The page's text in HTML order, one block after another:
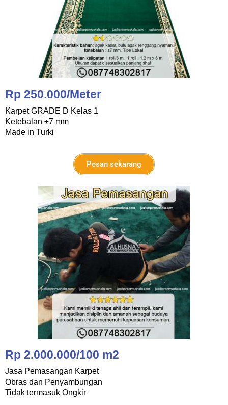
Rp 250.000/Meter
Karpet GRADE D Kelas 1
Ketebalan ±7 mm
Made in Turki
Pesan sekarang
Rp 2.000.000/100 m2
Jasa Pemasangan Karpet
Obras dan Penyambungan
Tidak termasuk Ongkir